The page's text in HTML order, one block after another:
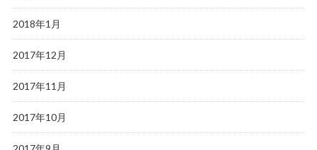
2018年1月
2017年12月
2017年11月
2017年10月